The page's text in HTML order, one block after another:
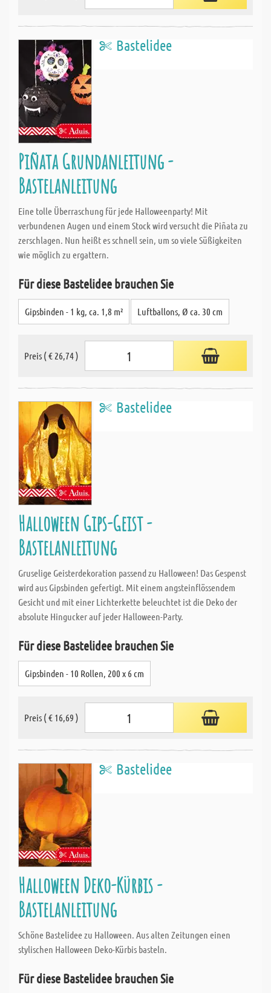
Bastelidee
Piñata Grundanleitung -
Bastelanleitung
Eine tolle Überraschung für jede Halloweenparty! Mit
verbundenen Augen und einem Stock wird versucht die Piñata zu
zerschlagen. Nun heißt es schnell sein, um so viele Süßigkeiten
wie möglich zu ergattern.
Für diese Bastelidee brauchen Sie
Gipsbinden - 1 kg, ca. 1,8 m² Luftballons, Ø ca. 30 cm
Preis ( € 26,74 )
Bastelidee
Halloween Gips-Geist -
Bastelanleitung
Gruselige Geisterdekoration passend zu Halloween! Das Gespenst
wird aus Gipsbinden gefertigt. Mit einem angsteinflössendem
Gesicht und mit einer Lichterkette beleuchtet ist die Deko der
absolute Hingucker auf jeder Halloween-Party.
Für diese Bastelidee brauchen Sie
Gipsbinden - 10 Rollen, 200 x 6 cm
Preis ( € 16,69 )
Bastelidee
Halloween Deko-Kürbis -
Bastelanleitung
Schöne Bastelidee zu Halloween. Aus alten Zeitungen einen
stylischen Halloween Deko-Kürbis basteln.
Für diese Bastelidee brauchen Sie